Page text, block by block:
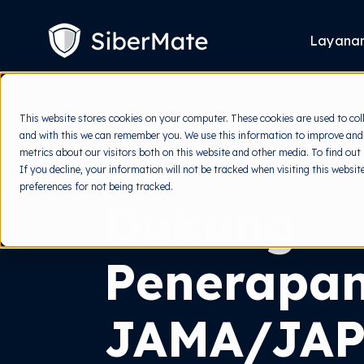
This website stores cookies on your computer. These cookies are used to
and with this we can remember you. We use this information to improve
metrics about our visitors both on this website and other media. To find out
If you decline, your information will not be tracked when visiting this
preferences for not being tracked.
CONTENT
Solusi JAMA/JAPIA
JAMA/